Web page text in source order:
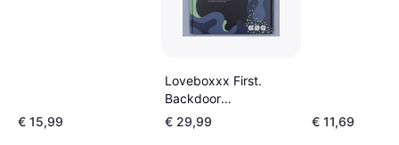
€ 15,99
Loveboxxx First.
Backdoor
[S]Experience Starter
€ 29,99 € 11,69